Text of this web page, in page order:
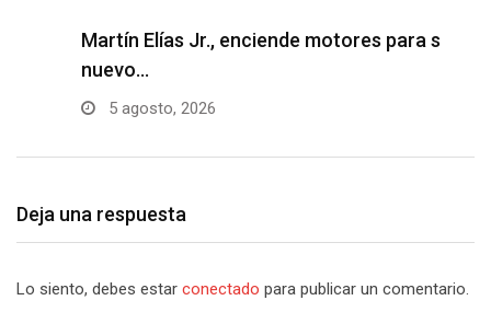
Martín Elías Jr., enciende motores para su
nuevo…
5 agosto, 2026
Deja una respuesta
Lo siento, debes estar conectado para publicar un comentario.